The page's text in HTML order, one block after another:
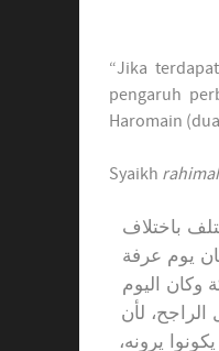
“Jika
pengaruh
Haromain
Syaikh
باختلاف
يوم عرفة
وكان اليوم
لأن
يرونه،